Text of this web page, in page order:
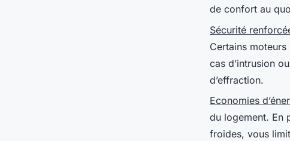
de confort au
Sécurité
Certains
cas d’intrusion
d’effraction.
Economies
du logement. En
froides, vous